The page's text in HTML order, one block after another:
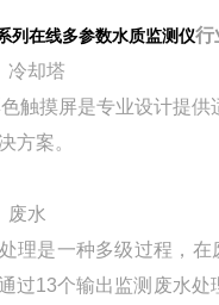
列在线多参数水质监测仪行
冷却塔
触摸屏是专业设计提
方案。
废水
理是一种多级过程，
过13个输出监测废水